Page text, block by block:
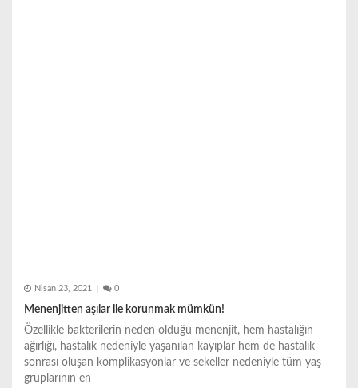
Nisan 23, 2021 0
Menenjitten aşılar ile korunmak mümkün!
Özellikle bakterilerin neden olduğu menenjit, hem hastalığın
ağırlığı, hastalık nedeniyle yaşanılan kayıplar hem de hastalık
sonrası oluşan komplikasyonlar ve sekeller nedeniyle tüm yaş
gruplarının en